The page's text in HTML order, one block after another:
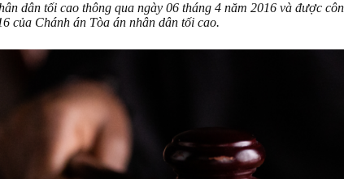
dân tối cao thông qua ngày 06 tháng 4 năm 2016 và được
của Chánh án Tòa án nhân dân tối cao.